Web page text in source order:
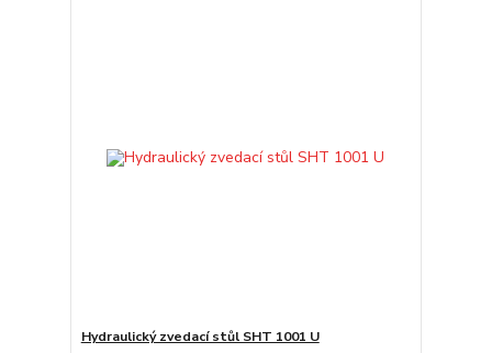
Hydraulický zvedací stůl SHT 1001 U